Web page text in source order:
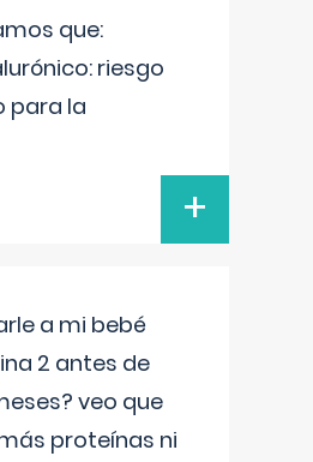
que:
riesgo
para la
+
a mi bebé
2 antes de
veo que
proteínas ni